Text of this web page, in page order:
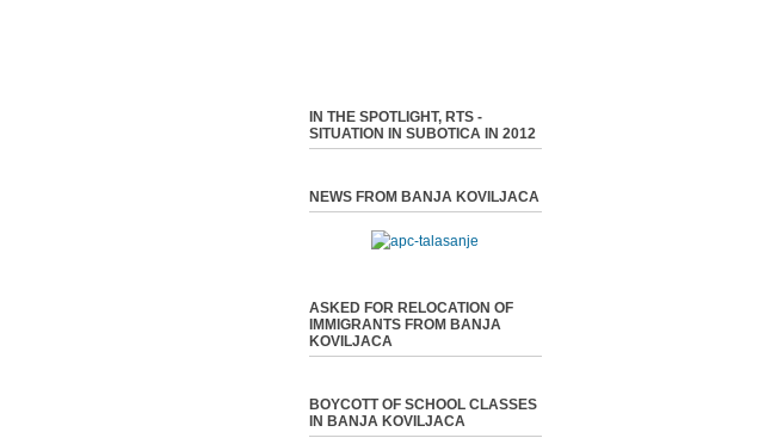
IN THE SPOTLIGHT, RTS -
SITUATION IN SUBOTICA IN 2012
NEWS FROM BANJA KOVILJACA
ASKED FOR RELOCATION OF
IMMIGRANTS FROM BANJA
KOVILJACA
BOYCOTT OF SCHOOL CLASSES
IN BANJA KOVILJACA